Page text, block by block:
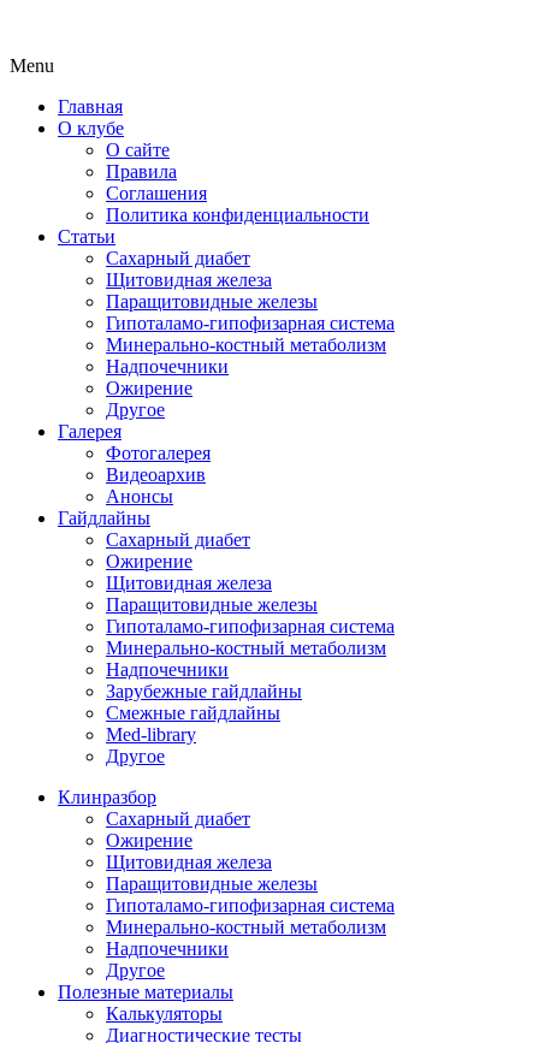
Menu
Главная
О клубе
О сайте
Правила
Соглашения
Политика конфиденциальности
Статьи
Сахарный диабет
Щитовидная железа
Паращитовидные железы
Гипоталамо-гипофизарная система
Минерально-костный метаболизм
Надпочечники
Ожирение
Другое
Галерея
Фотогалерея
Видеоархив
Анонсы
Гайдлайны
Сахарный диабет
Ожирение
Щитовидная железа
Паращитовидные железы
Гипоталамо-гипофизарная система
Минерально-костный метаболизм
Надпочечники
Зарубежные гайдлайны
Смежные гайдлайны
Med-library
Другое
Клинразбор
Сахарный диабет
Ожирение
Щитовидная железа
Паращитовидные железы
Гипоталамо-гипофизарная система
Минерально-костный метаболизм
Надпочечники
Другое
Полезные материалы
Калькуляторы
Диагностические тесты